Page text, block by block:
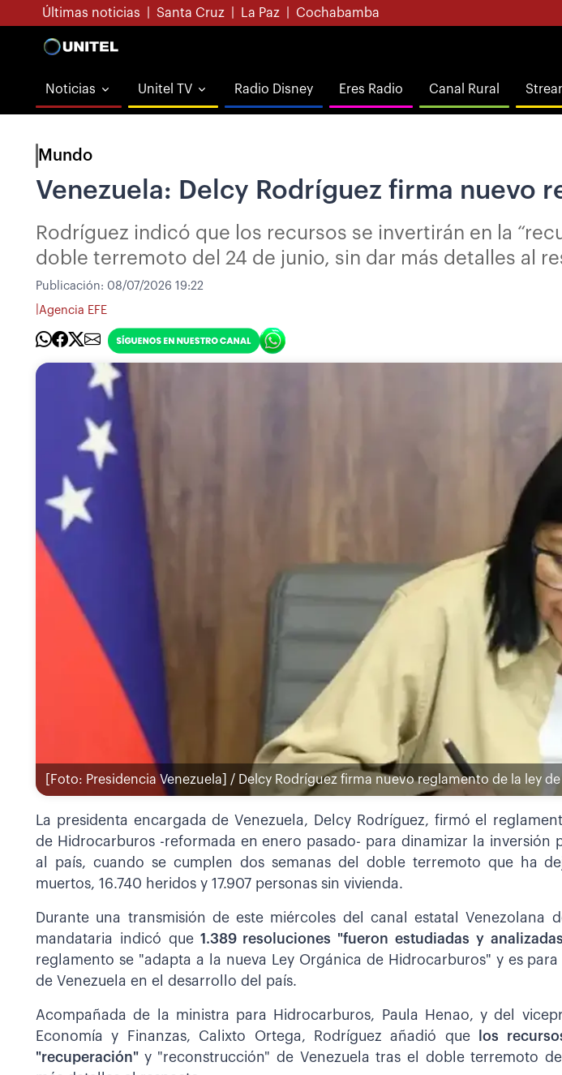
Últimas noticias Santa Cruz La Paz Cochabamba
Noticias Unitel TV Radio Disney Eres Radio Canal Rural
Mundo
Venezuela: Delcy Rodríguez firma nuevo
Rodríguez indicó que los recursos se invertirán en la
doble terremoto del 24 de junio, sin dar más detalles al
Publicación: 08/07/2026 19:22
Agencia EFE
[Foto: Presidencia Venezuela] / Delcy Rodríguez firma nuevo reglamento de la ley
La presidenta encargada de Venezuela, Delcy Rodríguez, firmó el
de Hidrocarburos -reformada en enero pasado- para dinamizar la inversión
al país, cuando se cumplen dos semanas del doble terremoto que ha
muertos, 16.740 heridos y 17.907 personas sin vivienda.
Durante una transmisión de este miércoles del canal estatal Venezolana
mandataria indicó que1.389 resoluciones "fueron estudiadas y
reglamento se "adapta a la nueva Ley Orgánica de Hidrocarburos" y es
de Venezuela en el desarrollo del país.
Acompañada de la ministra para Hidrocarburos, Paula Henao, y del
Economía y Finanzas, Calixto Ortega, Rodríguez añadió que
los
"recuperación" y "reconstrucción" de Venezuela tras el doble terremoto